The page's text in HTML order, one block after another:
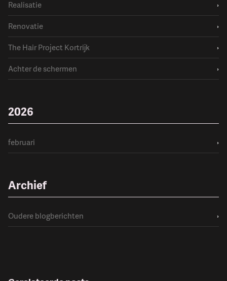
Realisatie
›
Renovatie
›
The Hair Project Kortrijk
›
Achter de schermen
›
2026
februari ›
Archief
Oudere blogberichten ›